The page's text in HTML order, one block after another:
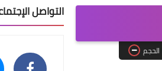
الحجم
التواصل